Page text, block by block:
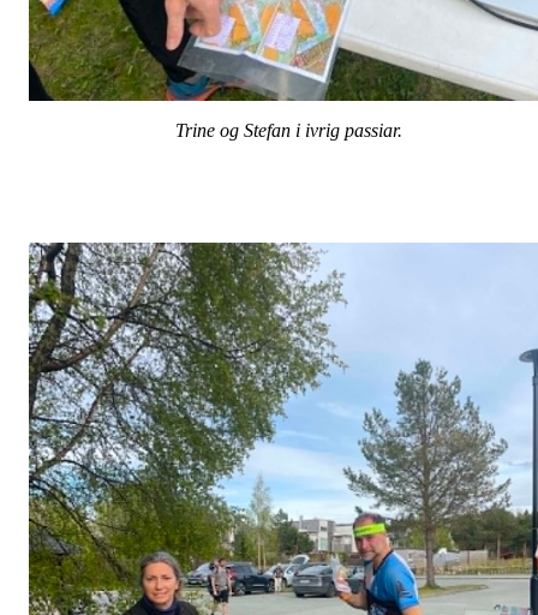
Trine og Stefan i ivrig passiar.